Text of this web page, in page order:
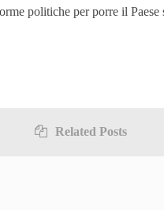
politiche per porre il Paese
Related Posts